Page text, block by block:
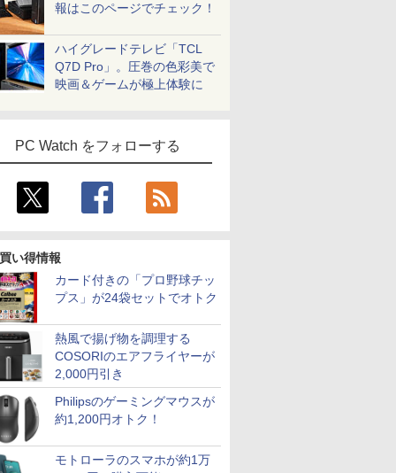
報はこのページでチェック！
ハイグレードテレビ「TCL
Q7D Pro」。圧巻の色彩美で
映画＆ゲームが極上体験に
PC Watch をフォローする
い得情報
カード付きの「プロ野球チッ
プス」が24袋セットでオトク
熱風で揚げ物を調理する
COSORIのエアフライヤーが
2,000円引き
Philipsのゲーミングマウスが
約1,200円オトク！
モトローラのスマホが約1万